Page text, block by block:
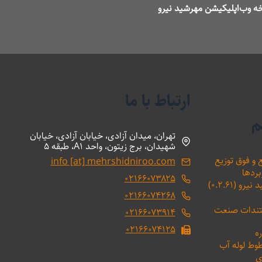
وب‌اپلیکیشن مهرشید نیرو
و فوق توزیع
(۰.۲.۶۱)
صنعت
لوله آب
ارتباط با ما
تهران، میدان آزادی، خیابان آزادی، خیابان
شهیدان، برج زیتون، واحد A1، طبقه 5
info [at] mehrshidniroo.com
۰۲۱۶۶۰۷۳۸۲۵
۰۲۱۶۶۰۷۴۲۶۸
۰۲۱۶۶۰۷۳۹۱۴
۰۲۱۶۶۰۷۴۱۲۵